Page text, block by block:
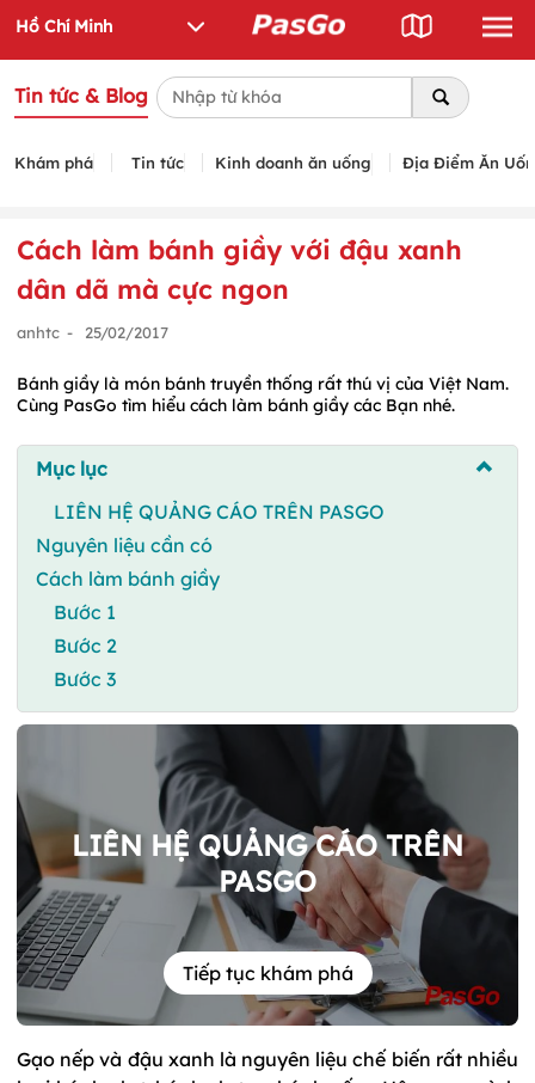
Tin tức & Blog
Khám phá Tin tức Kinh doanh ăn uống Địa Điểm Ăn
Cách làm bánh giầy với đậu xanh
dân dã mà cực ngon
anhtc - 25/02/2017
Bánh giầy là món bánh truyền thống rất thú vị của Việt Nam.
Cùng PasGo tìm hiểu cách làm bánh giầy các Bạn nhé.
Mục lục
LIÊN HỆ QUẢNG CÁO TRÊN PASGO
Nguyên liệu cần có
Cách làm bánh giầy
Bước 1
Bước 2
Bước 3
LIÊN HỆ QUẢNG CÁO TRÊN
PASGO
Tiếp tục khám phá
Gạo nếp và đậu xanh là nguyên liệu chế biến rất nhiều